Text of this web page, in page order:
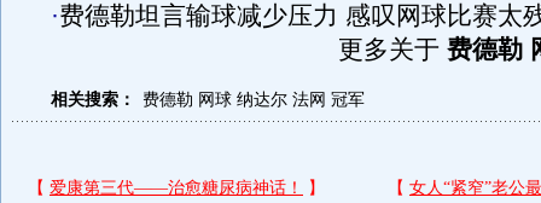
·费德勒坦言输球减少压力 感叹网球比赛太
更多关于 费德勒
相关搜索： 费德勒 网球 纳达尔 法网 冠军